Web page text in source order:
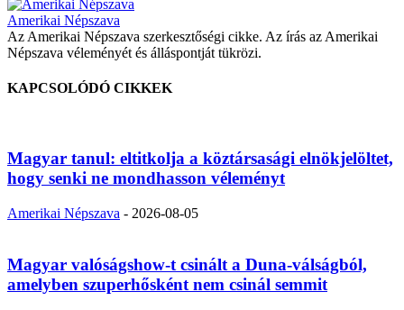
Amerikai Népszava
Az Amerikai Népszava szerkesztőségi cikke. Az írás az Amerikai
Népszava véleményét és álláspontját tükrözi.
KAPCSOLÓDÓ CIKKEK
Magyar tanul: eltitkolja a köztársasági elnökjelöltet,
hogy senki ne mondhasson véleményt
Amerikai Népszava - 2026-08-05
Magyar valóságshow-t csinált a Duna-válságból,
amelyben szuperhősként nem csinál semmit